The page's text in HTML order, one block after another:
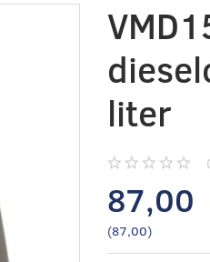
liter
87,00
(87,00)